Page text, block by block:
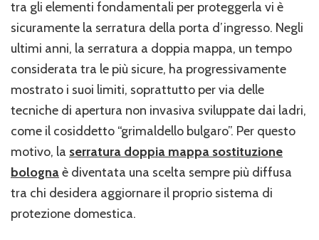
tra gli elementi fondamentali per proteggerla vi è
sicuramente la serratura della porta d’ingresso. Negli
ultimi anni, la serratura a doppia mappa, un tempo
considerata tra le più sicure, ha progressivamente
mostrato i suoi limiti, soprattutto per via delle
tecniche di apertura non invasiva sviluppate dai ladri,
come il cosiddetto “grimaldello bulgaro”. Per questo
motivo, la serratura doppia mappa sostituzione
bolognaè diventata una scelta sempre più diffusa
tra chi desidera aggiornare il proprio sistema di
protezione domestica.